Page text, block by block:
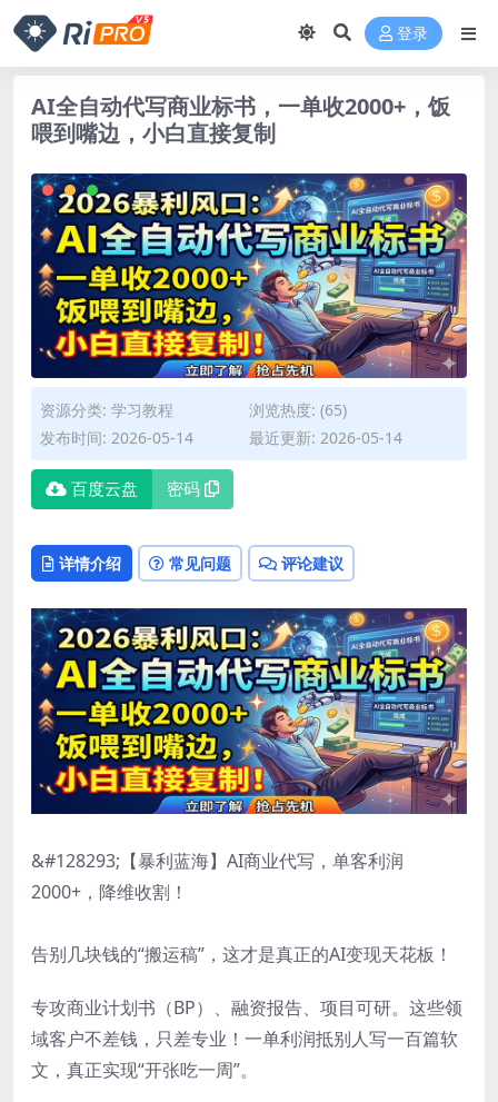
登录
AI全自动代写商业标书，一单收2000+，饭
喂到嘴边，小白直接复制
资源分类: 学习教程
浏览热度: (65)
发布时间: 2026-05-14
最近更新: 2026-05-14
百度云盘 密码
详情介绍 常见问题 评论建议
&#128293;【暴利蓝海】AI商业代写，单客利润
2000+，降维收割！
告别几块钱的“搬运稿”，这才是真正的AI变现天花板！
专攻商业计划书（BP）、融资报告、项目可研。这些领
域客户不差钱，只差专业！一单利润抵别人写一百篇软
文，真正实现“开张吃一周”。